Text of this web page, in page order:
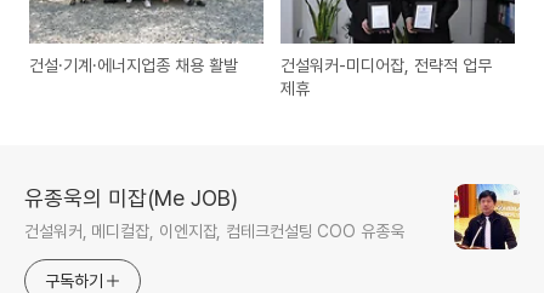
건설·기계·에너지업종 채용 활발
건설워커-미디어잡, 전략적 업무
제휴
유종욱의 미잡(Me JOB)
건설워커, 메디컬잡, 이엔지잡, 컴테크컨설팅 COO 유종욱
구독하기